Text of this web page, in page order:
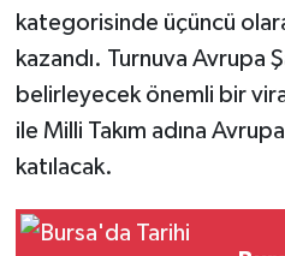
kategorisinde üçüncü
kazandı. Turnuva Avrupa
belirleyecek önemli bir
ile Milli Takım adına
katılacak.